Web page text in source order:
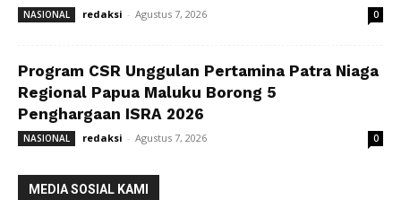
NASIONAL redaksi - Agustus 7, 2026 0
Program CSR Unggulan Pertamina Patra Niaga
Regional Papua Maluku Borong 5
Penghargaan ISRA 2026
NASIONAL redaksi - Agustus 7, 2026 0
MEDIA SOSIAL KAMI